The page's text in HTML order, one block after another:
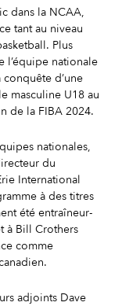
dans la NCAA,
tant au niveau
Plus
l’équipe nationale
d’une
masculine U18 au
de la FIBA 2024.
nationales,
du
International
à des titres
été entraîneur-
à Bill Crothers
comme
adjoints Dave